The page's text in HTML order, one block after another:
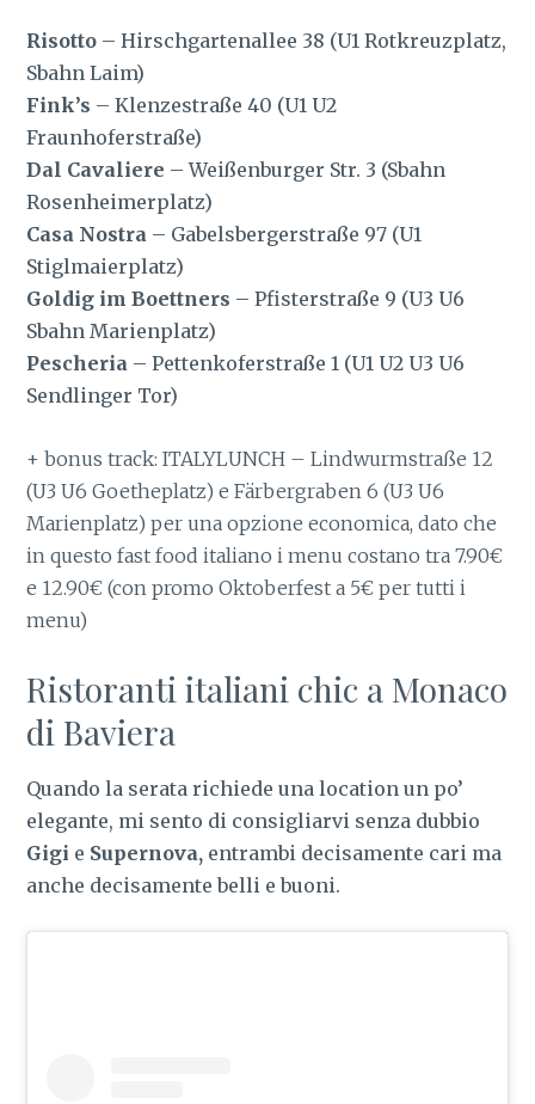
Risotto – Hirschgartenallee 38 (U1 Rotkreuzplatz,
Sbahn Laim)
Fink’s – Klenzestraße 40 (U1 U2
Fraunhoferstraße)
Dal Cavaliere – Weißenburger Str. 3 (Sbahn
Rosenheimerplatz)
Casa Nostra – Gabelsbergerstraße 97 (U1
Stiglmaierplatz)
Goldig im Boettners – Pfisterstraße 9 (U3 U6
Sbahn Marienplatz)
Pescheria – Pettenkoferstraße 1 (U1 U2 U3 U6
Sendlinger Tor)
+ bonus track: ITALYLUNCH – Lindwurmstraße 12
(U3 U6 Goetheplatz) e Färbergraben 6 (U3 U6
Marienplatz) per una opzione economica, dato che
in questo fast food italiano i menu costano tra 7.90€
e 12.90€ (con promo Oktoberfest a 5€ per tutti i
menu)
Ristoranti italiani chic a Monaco
di Baviera
Quando la serata richiede una location un po’
elegante, mi sento di consigliarvi senza dubbio
Gigi e Supernova, entrambi decisamente cari ma
anche decisamente belli e buoni.